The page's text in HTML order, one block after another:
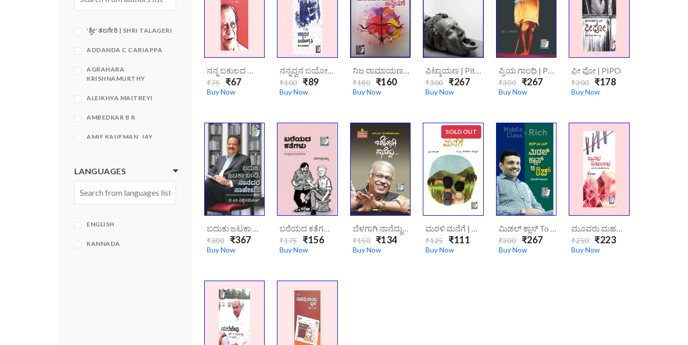
'ಶ್ರೀ' ತಲಗೇರಿ | SHRI TALAGERI
ADDANDA C CARIAPPA
AGRAHARA
KRISHNAMURTHY
ALEIKHYA MAITREYI
AMBEDKAR B R
AMIE KAUFMAN, JAY
HECHT
AMISH
ROY
LANGUAGES
ENGLISH
KANNADA
ನನ್ನ ಬಕುಲದ ಹೂವು | Nana Bakuladha Huvu
₹75₹67
Buy Now
ನನ್ನವ್ವನ ಬಯೋಗ್ರಫಿ | Nannavvana Bayagraphi
₹100₹89
Buy Now
ನಿಜ ರಾಮಾಯಣದ ಅನ್ವೇಷಣೆ | Nija Ramayanadha Anveshana
₹180 ₹160
Buy Now
ಪಿಟ್ಕಾಯಣ | Pitkayana
₹300₹267
Buy Now
ಪ್ರಿಯ ಗಾಂಧಿ | Priya Gandhi
₹300 ₹267
Buy Now
ಫೀ ಫೋ | PIPO
₹200₹178
Buy Now
ಬದುಕು ಜಟಕಾ ಬಂಡಿ ನಾನದರ ಸಾಹೇಬ| Baduku Jataka Bandi Nanadara Saheba
₹300 ₹367
Buy Now
ಬರೆಯದ ಕತೆಗಳು | Bareyada Kathegalu
₹175₹156
Buy Now
ಬೆಳಗಾಗಿ ನಾನೆದ್ದು|BELAGAAGI NAANEDDU
₹150 ₹134
Buy Now
SOLD OUT
ಮರಳಿ ಮನೆಗೆ | Marali Manege1
₹125₹111
Buy Now
ಮಿಡಲ್ ಕ್ಲಾಸ್ To ರಿಚ್ | Middle Class To Rich
₹300 ₹267
Buy Now
ಮೂವರು ಮಹಮದರು | Muvaru Mahamadharu
₹250₹223
Buy Now